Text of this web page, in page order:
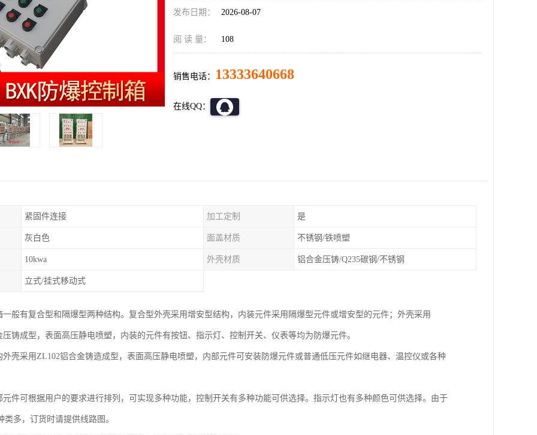
发布日期： 2026-08-07
阅 读 量： 108
销售电话： 13333640668
在线QQ：
紧固件连接 加工定制 是
灰白色 面盖材质 不锈钢/铁喷塑
10kwa 外壳材质 铝合金压铸/Q235碳钢/不锈钢
立式/挂式移动式
一般有复合型和隔爆型两种结构。复合型外壳采用增安型结构，内装元件采用隔爆型元件或增安型的元件；外壳采用
压铸成型，表面高压静电喷塑，内装的元件有按钮、指示灯、控制开关、仪表等均为防爆元件。
外壳采用ZL102铝合金铸造成型，表面高压静电喷塑，内部元件可安装防爆元件或普通低压元件如继电器、温控仪或各种
元件可根据用户的要求进行排列，可实现多种功能，控制开关有多种功能可供选择。指示灯也有多种颜色可供选择。由于
类多，订货时请提供线路图。